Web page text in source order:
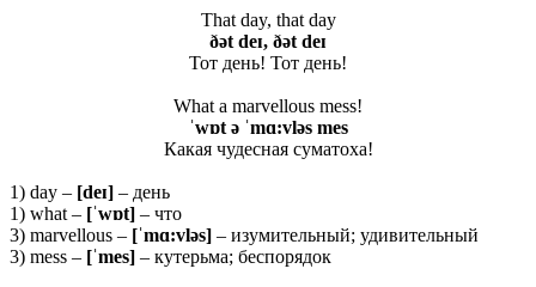
That day, that day
ðət deɪ, ðət deɪ
Тот день! Тот день!
What a marvellous mess!
ˈwɒt ə ˈmɑ:vləs mes
Какая чудесная суматоха!
1) day – [deɪ] – день
1) what – [ˈwɒt] – что
3) marvellous – [ˈmɑ:vləs] – изумительный; удивительный
3) mess – [ˈmes] – кутерьма; беспорядок